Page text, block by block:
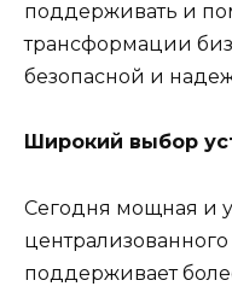
поддерживать и
трансформации
безопасной и
Широкий выбор
Сегодня мощная и
поддерживает